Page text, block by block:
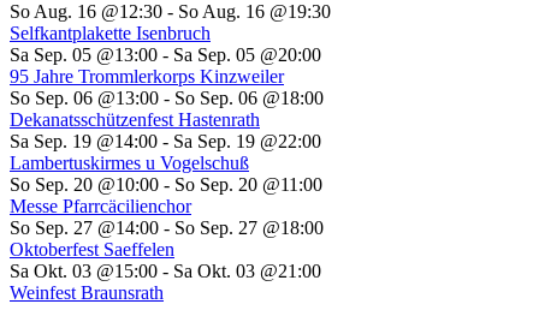
So Aug. 16 @12:30 - So Aug. 16 @19:30
Selfkantplakette Isenbruch
Sa Sep. 05 @13:00 - Sa Sep. 05 @20:00
95 Jahre Trommlerkorps Kinzweiler
So Sep. 06 @13:00 - So Sep. 06 @18:00
Dekanatsschützenfest Hastenrath
Sa Sep. 19 @14:00 - Sa Sep. 19 @22:00
Lambertuskirmes u Vogelschuß
So Sep. 20 @10:00 - So Sep. 20 @11:00
Messe Pfarrcäcilienchor
So Sep. 27 @14:00 - So Sep. 27 @18:00
Oktoberfest Saeffelen
Sa Okt. 03 @15:00 - Sa Okt. 03 @21:00
Weinfest Braunsrath